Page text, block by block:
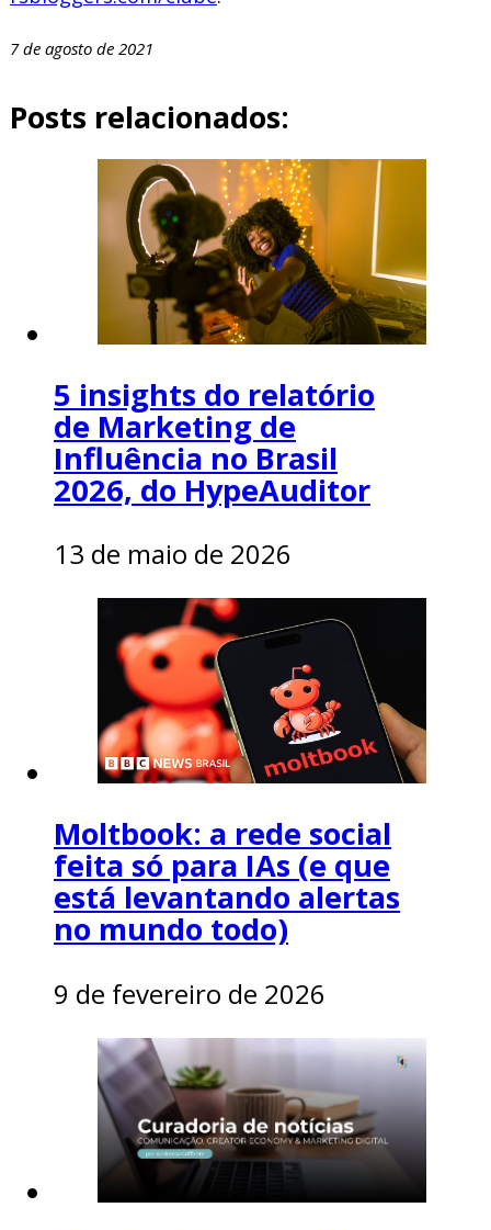
7 de agosto de 2021
Posts relacionados:
5 insights do relatório
de Marketing de
Influência no Brasil
2026, do HypeAuditor
13 de maio de 2026
Moltbook: a rede social
feita só para IAs (e que
está levantando alertas
no mundo todo)
9 de fevereiro de 2026